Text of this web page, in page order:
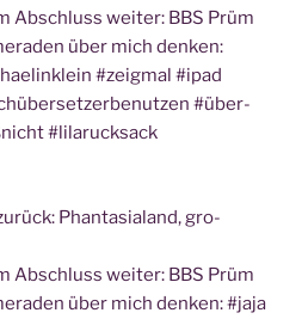
Abschluss wei­ter: BBS Prüm
über mich den­ken:
#zeig­mal #ipad
#über­
#lila­ruck­sack
Phan­ta­sia­land, gro­
Abschluss wei­ter: BBS Prüm
über mich den­ken: #jaja